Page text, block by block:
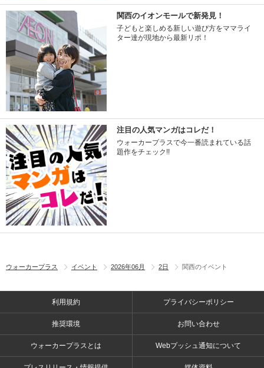
関西のイオンモールで新発見！
子どもと楽しめる新しい遊び方をママライ
ター達が現地から最新リポ！
注目の人気マンガはコレだ！
ウォーカープラスで今一番読まれている話
題作をチェック!!
ウォーカープラス イベント 2026年06月 2日 関西のイベント
利用規約 プライバシーポリシー
推奨環境 お問い合わせ
ウォーカープラスとは Webプッシュ通知について